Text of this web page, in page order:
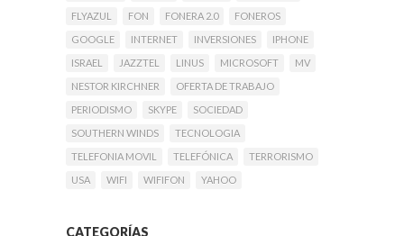
FLYAZUL
FON FONERA 2.0
FONEROS
GOOGLE
INTERNET INVERSIONES
IPHONE
ISRAEL
JAZZTEL LINUS MICROSOFT
MV
NESTOR KIRCHNER
OFERTA DE TRABAJO
PERIODISMO
SKYPE
SOCIEDAD
SOUTHERN WINDS
TECNOLOGIA
TELEFONIA MOVIL
TELEFÓNICA
TERRORISMO
USA
WIFI WIFIFON YAHOO
CATEGORÍAS